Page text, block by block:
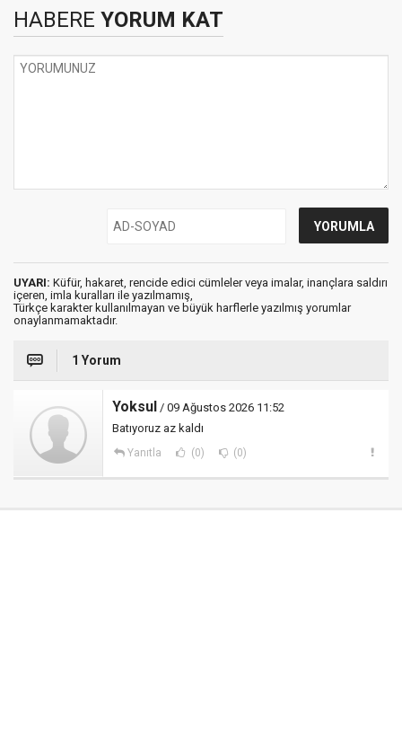
HABERE YORUM KAT
UYARI: Küfür, hakaret, rencide edici cümleler veya imalar, inançlara saldırı
içeren, imla kuralları ile yazılmamış,
Türkçe karakter kullanılmayan ve büyük harflerle yazılmış yorumlar
onaylanmamaktadır.
1 Yorum
Yoksul / 09 Ağustos 2026 11:52
Batıyoruz az kaldı
Yanıtla (0) (0)